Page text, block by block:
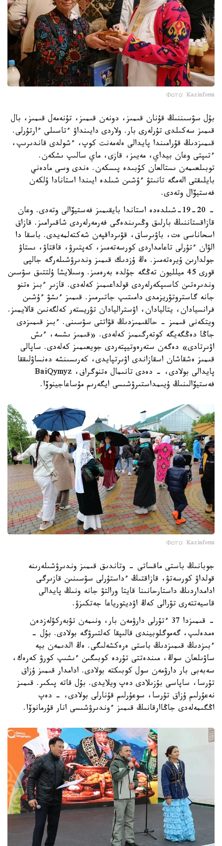
Фото: Kazinform
بۇل سۋسىننىڭ قۇنان قىمىز، دونەن قىمىز، تۇنەمەل قىمىز، بال
قىمىز سەكىلدى تۇرلەرى بار. ولاردى دايىنداۋ ءتاسىلى ءارتۇرلى.
قىمىزدىڭ قۇرامىندا پايدالى ەلەمەنت كوپ، ءشولدى قاندىرىپ،
ءتىپتى وعان بيداي، مەيىز، قازى، ماي سالىپ ىشكەن.
توبىلعىمەن ىستالعان كۇبىدە پىسكەن. ەندى وسى مادەني
بايلىقتى الەمگە تانىتۋ ءۇشىن شىلدە ايىندا استانادا ۇلكەن
فەستيۆال وتەدى.
- 19-20-شىلدەدە استاندا بايقىمىز فەستيۆالى وتەدى. وعان
قازاقستاننىڭ بارلىق وڭىرىندەگى فەرمەرلەردى شاقىرامىز. قازاق
اسحاناسى ەت، باۋىرساق، قۋىرداقپەن شەكتەلمەيدى. باسقا دا
الۋان ءتۇرلى تاعامداردى كورسەتەمىز، كەپتىرۋ، قاقتاۋ، ىستاۋ
جولدارىن ۇيرەتەمىز. ەڭ ۇزدىك قىمىز وندىرۋشىلەرگە جالپى
قورى 45 ميلليون تەڭگە جۇلدە بەرەمىز. وسىلايشا ۇلتتىق سۋسىن
وندىرەتىن كاسىپكەرلەردى قولداعىمىز كەلەدى. قازىر ءبىز ەتنو
جانە گاستروتۋريزمدى دامىتىپ جاتىرمىز. قىمىز ءىشۋ ءۇشىن
فرانسيادان، يتاليادان، اۋستراليادان تۋريستەر كەلگەنىن قالايمىز.
ويتكەنى قىمىز - حالقىمىزدىڭ قۋاتتى سۋسىنى. ءبىز قىمىزدى
جاڭا دەڭگەيگە كوتەرگىمىز كەلەدى. «قىمىز ىشسە، ءىش
اۋىرتادى» دەگەن ستەرەوتيپتەردى جويعىمىز كەلەدى. ساپالى
قىمىز ەشقاشان اسقازاندى اۋىرتپايدى، كەرىسىنشە دەنساۋلىققا
پايدالى بولادى، - دەدى تانىمال ەتنوگراف، BaiQymyz
فەستيۆالىنىڭ ۇيىمداستىرۋشىسى ايگەرىم مۇساعاجينوۆا.
Фото: Kazinform
جوبانىڭ باستى ماقساتى - وتاندىق قىمىز وندىرۋشىلەرىنە
قولداۋ كورسەتۋ، قازاقتىڭ ءداستۇرلى سۋسىنىن قازىرگى
ادامداردىڭ داستارحانىنا قايتا ورالتۋ جانە ونىڭ پايدالى
قاسيەتتەرى تۋرالى كەڭ اۋديتورياعا جەتكىزۋ.
- قىمىزدا 37 ءتۇرلى دارۋمەن بار، ونىمەن تۋبەركۋلەزدەن
ەمدەلىپ، گەموگلوبيندى قالىپقا كەلتىرۋگە بولادى. بۇل -
ءبىزدىڭ قىمىزدىڭ باستى ەرەكشەلىگى. ەڭ الدىمەن بيە
ساۋىلعان سوڭ، مىندەتتى تۇردە كوبىگىن ءىشىپ كورۋ كەرەك،
سەبەبى بار دارۋمەن سول كوبىكتە بولادى. ادامدار قىمىز ۇزاق
تۇرسا، ساپاسى بۇزىلادى دەپ ويلايدى. بۇل قاتە پىكىر. قىمىز
نەعۇرلىم ۇزاق تۇرسا، سوعۇرلىم قۇنارلى بولادى، - دەپ
اڭگىمەلەدى جاڭاارقانىڭ قىمىز ءوندىرۋشىسى انار قۇرمانوۆا.